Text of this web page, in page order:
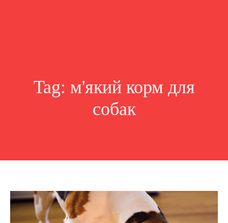
Tag: м'який корм для
собак